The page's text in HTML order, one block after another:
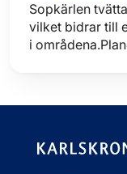
Sopkärlen
vilket bidrar till
i